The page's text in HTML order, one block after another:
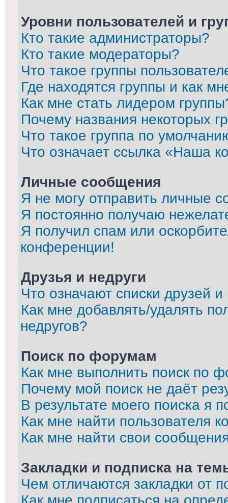
Уровни пользователей и
Кто такие администраторы?
Кто такие модераторы?
Что такое группы
Где находятся группы и как
Как мне стать лидером
Почему названия некоторых
Что такое группа по
Что означает ссылка «Наша
Личные сообщения
Я не могу отправить личные
Я постоянно получаю
Я получил спам или
конференции!
Друзья и недруги
Что означают списки друзей и
Как мне добавлять/удалять
недругов?
Поиск по форумам
Как мне выполнить поиск по
Почему мой поиск не даёт
В результате моего поиска я
Как мне найти пользователя
Как мне найти свои
Закладки и подписка на
Чем отличаются закладки от